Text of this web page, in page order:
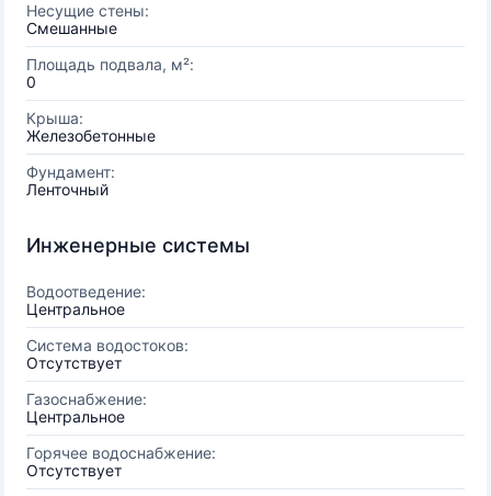
Несущие стены:
Смешанные
Площадь подвала, м²:
0
Крыша:
Железобетонные
Фундамент:
Ленточный
Инженерные системы
Водоотведение:
Центральное
Система водостоков:
Отсутствует
Газоснабжение:
Центральное
Горячее водоснабжение:
Отсутствует